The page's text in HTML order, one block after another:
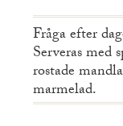
Fråga efter
Serveras med
rostade
marmelad.